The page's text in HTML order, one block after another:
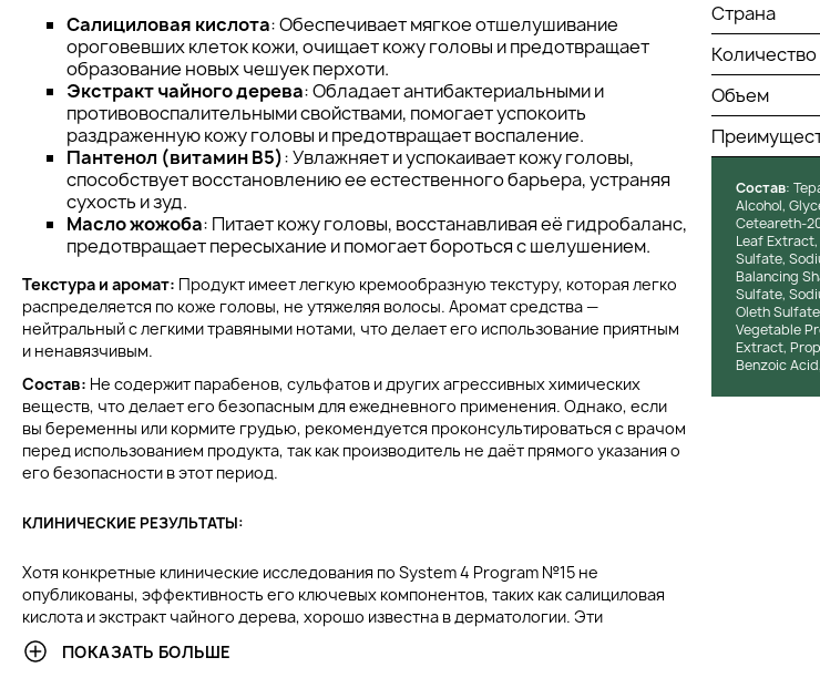
Салициловая кислота: Обеспечивает мягкое отшелушивание
ороговевших клеток кожи, очищает кожу головы и предотвращает
образование новых чешуек перхоти.
Экстракт чайного дерева: Обладает антибактериальными и
противовоспалительными свойствами, помогает успокоить
раздраженную кожу головы и предотвращает воспаление.
Пантенол (витамин B5): Увлажняет и успокаивает кожу головы,
способствует восстановлению ее естественного барьера, устраняя
сухость и зуд.
Масло жожоба: Питает кожу головы, восстанавливая её гидробаланс,
предотвращает пересыхание и помогает бороться с шелушением.
Текстура и аромат: Продукт имеет легкую кремообразную текстуру, которая легко
распределяется по коже головы, не утяжеляя волосы. Аромат средства —
нейтральный с легкими травяными нотами, что делает его использование приятным
и ненавязчивым.
Состав: Не содержит парабенов, сульфатов и других агрессивных химических
веществ, что делает его безопасным для ежедневного применения. Однако, если
вы беременны или кормите грудью, рекомендуется проконсультироваться с врачом
перед использованием продукта, так как производитель не даёт прямого указания о
его безопасности в этот период.
КЛИНИЧЕСКИЕ РЕЗУЛЬТАТЫ:
Хотя конкретные клинические исследования по System 4 Program №15 не
опубликованы, эффективность его ключевых компонентов, таких как салициловая
кислота и экстракт чайного дерева, хорошо известна в дерматологии. Эти
ингредиенты доказали свою эффективность в борьбе с перхотью и улучшении
состояния кожи головы. В независимых тестах салициловая кислота показала
ПОКАЗАТЬ БОЛЬШЕ
Страна
Количество
Объем
Состав:
Alcohol,
Ceteareth-
Leaf
Sulfate,
Balancing
Sulfate,
Oleth
Vegetable
Extract,
Benzoic